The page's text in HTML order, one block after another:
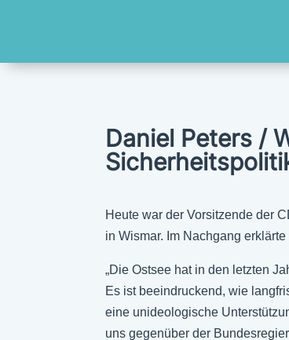
Daniel Peters /
Heute war der Vorsitzende der
in Wismar. Im Nachgang
„Die Ostsee hat in den letzten
Es ist beeindruckend, wie
eine unideologische
uns gegenüber der